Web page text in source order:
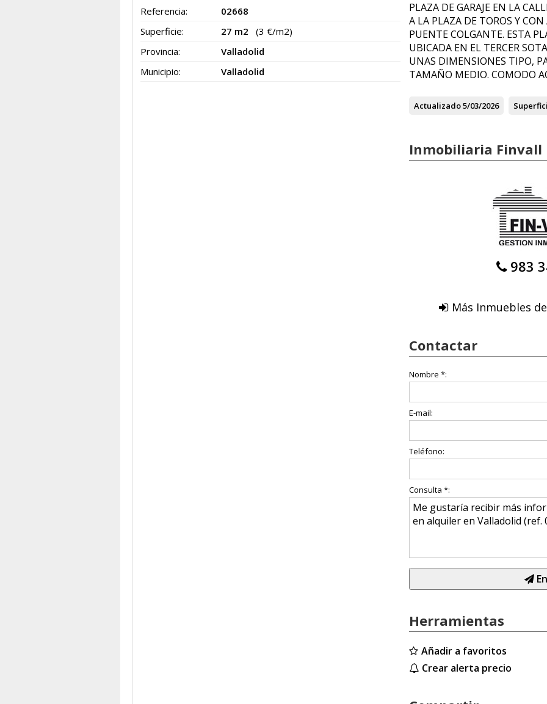
Referencia:
02668
Superficie:
27 m2
(3 €/m2)
Provincia:
Valladolid
Municipio:
Valladolid
PLAZA DE GARAJE EN LA
A LA PLAZA DE TOROS Y CON
PUENTE COLGANTE. ESTA
UBICADA EN EL TERCER
UNAS DIMENSIONES TIPO,
TAMAÑO MEDIO. COMODO
Actualizado5/03/2026
Inmobiliaria Finvall
983
Más Inmuebles
Contactar
Nombre *:
E-mail:
Teléfono:
Consulta *:
Herramientas
Añadir a favoritos
Crear alerta precio